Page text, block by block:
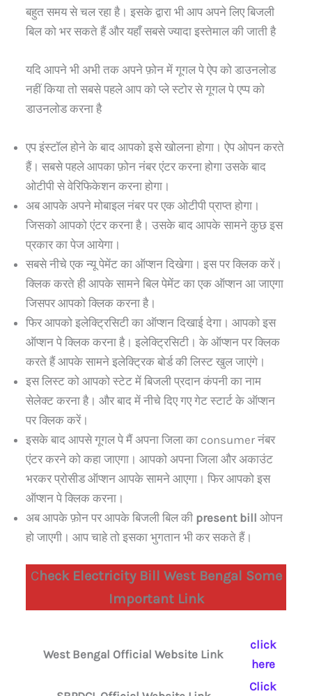
बहुत समय से चल रहा है। इसके द्वारा भी आप अपने लिए बिजली
बिल को भर सकते हैं और यहाँ सबसे ज्यादा इस्तेमाल की जाती है
यदि आपने भी अभी तक अपने फ़ोन में गूगल पे ऐप को डाउनलोड
नहीं किया तो सबसे पहले आप को प्ले स्टोर से गूगल पे एप्प को
डाउनलोड करना है
एप इंस्टॉल होने के बाद आपको इसे खोलना होगा। ऐप ओपन करते
हैं। सबसे पहले आपका फ़ोन नंबर एंटर करना होगा उसके बाद
ओटीपी से वेरिफिकेशन करना होगा।
अब आपके अपने मोबाइल नंबर पर एक ओटीपी प्राप्त होगा।
जिसको आपको एंटर करना है। उसके बाद आपके सामने कुछ इस
प्रकार का पेज आयेगा।
सबसे नीचे एक न्यू पेमेंट का ऑप्शन दिखेगा। इस पर क्लिक करें।
क्लिक करते ही आपके सामने बिल पेमेंट का एक ऑप्शन आ जाएगा
जिसपर आपको क्लिक करना है।
फिर आपको इलेक्ट्रिसिटी का ऑप्शन दिखाई देगा। आपको इस
ऑप्शन पे क्लिक करना है। इलेक्ट्रिसिटी। के ऑप्शन पर क्लिक
करते हैं आपके सामने इलेक्ट्रिक बोर्ड की लिस्ट खुल जाएंगे।
इस लिस्ट को आपको स्टेट में बिजली प्रदान कंपनी का नाम
सेलेक्ट करना है। और बाद में नीचे दिए गए गेट स्टार्ट के ऑप्शन
पर क्लिक करें।
इसके बाद आपसे गूगल पे मैं अपना जिला का consumer नंबर
एंटर करने को कहा जाएगा। आपको अपना जिला और अकाउंट
भरकर प्रोसीड ऑप्शन आपके सामने आएगा। फिर आपको इस
ऑप्शन पे क्लिक करना।
अब आपके फ़ोन पर आपके बिजली बिल की present bill ओपन
हो जाएगी। आप चाहे तो इसका भुगतान भी कर सकते हैं।
Check Electricity Bill West Bengal Some
Important Link
West Bengal Official Website Link
click
here
Click